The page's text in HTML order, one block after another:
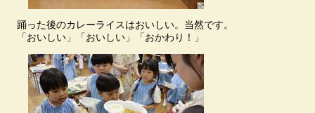
踊った後のカレーライスはおいしい。当然です。
「おいしい」「おいしい」「おかわり！」